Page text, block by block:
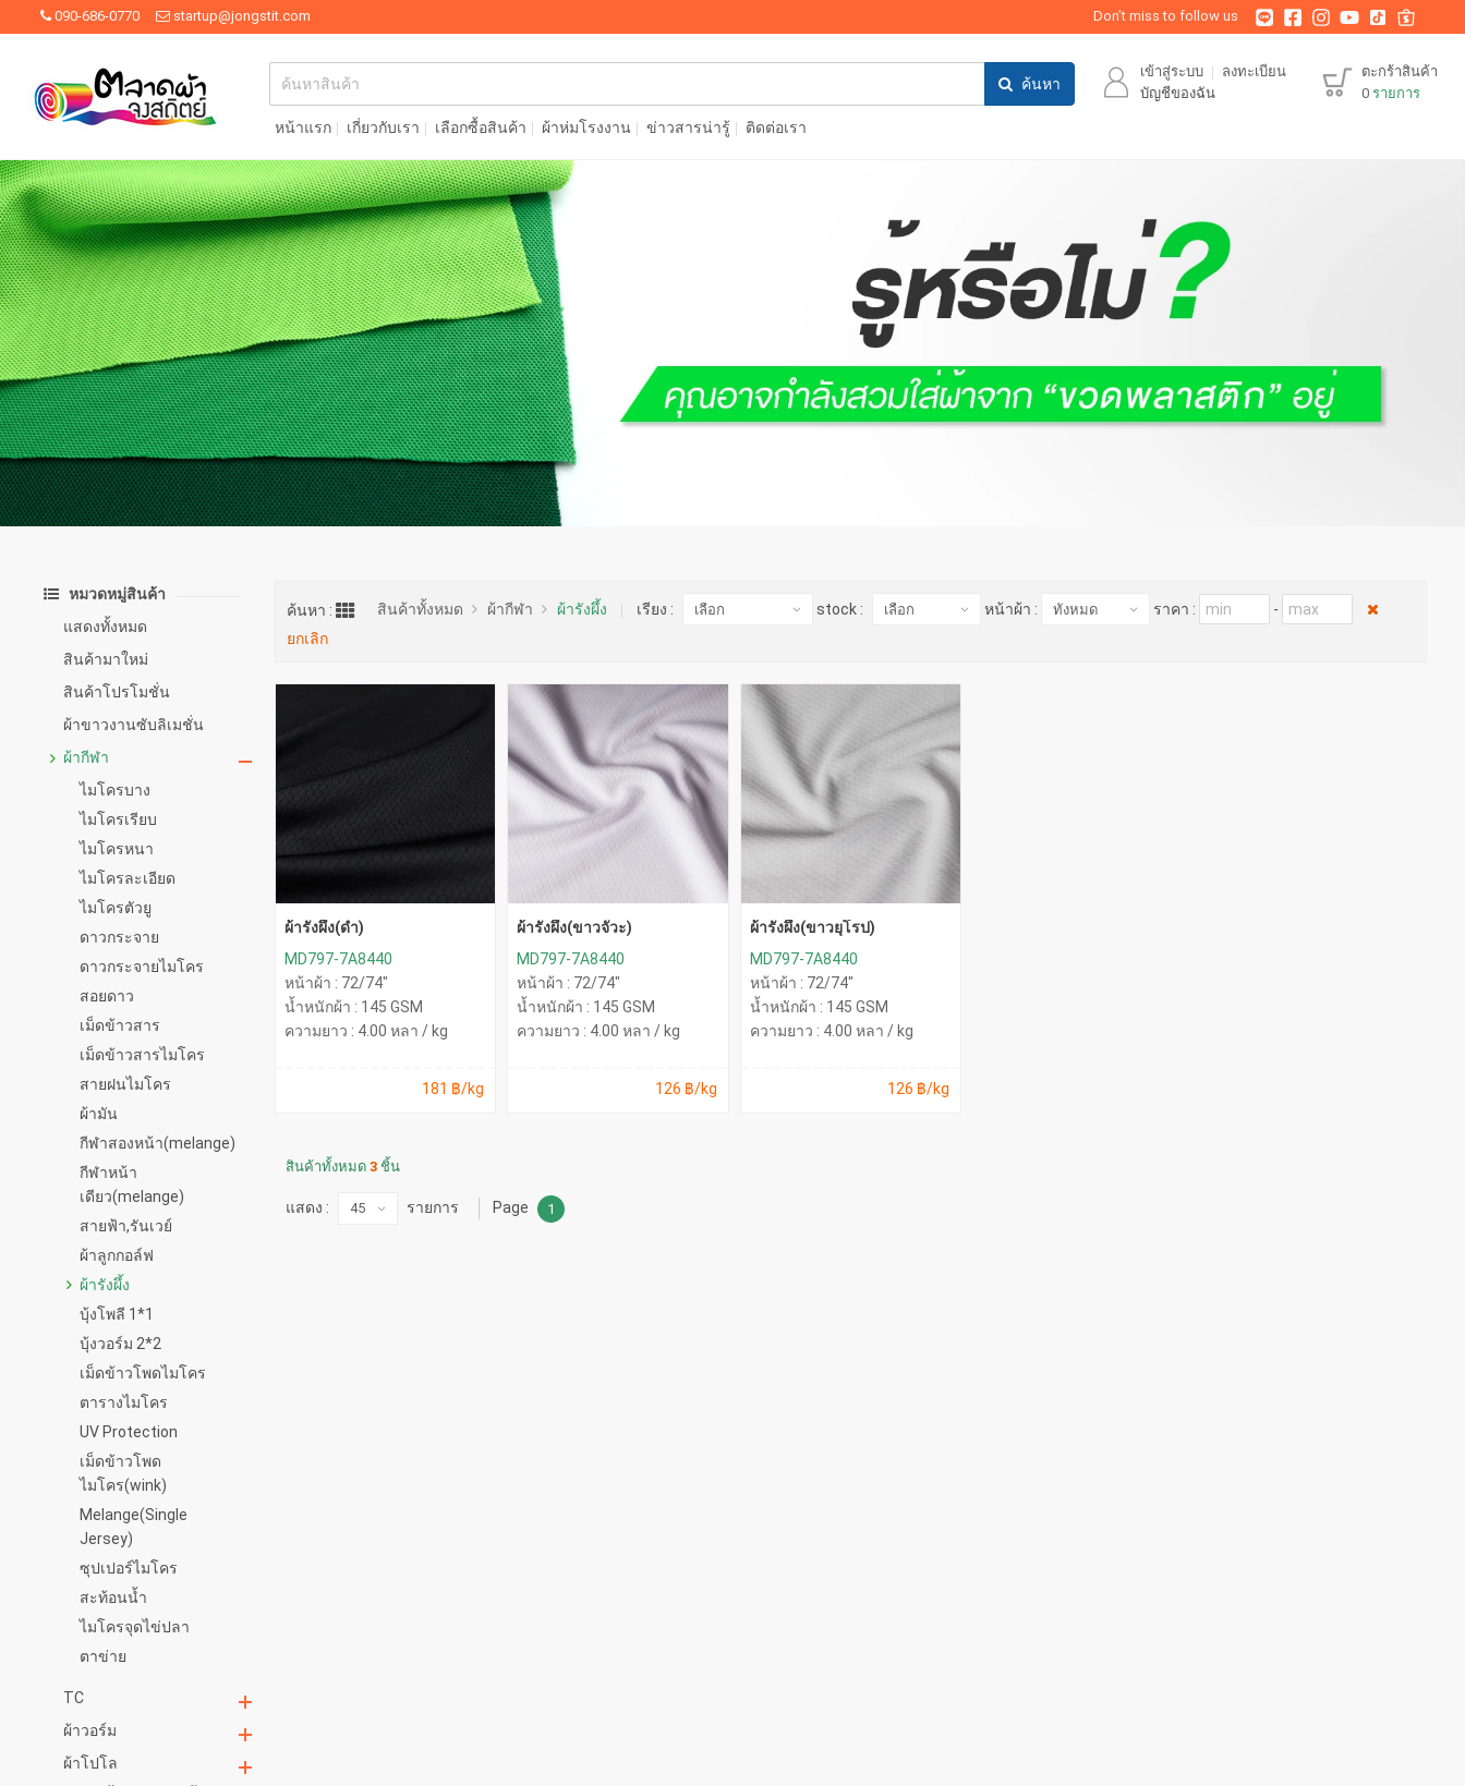
090-686-0770 startup@jongstit.com Don’t miss to follow us
ค้นหา
หน้าแรก เกี่ยวกับเรา เลือกซื้อสินค้า ผ้าห่มโรงงาน ข่าวสารน่ารู้ ติดต่อเรา
เข้าสู่ระบบ
ลงทะเบียน
บัญชีของฉัน
ตะกร้าสินค้า
0 รายการ
หมวดหมู่สินค้า
แสดงทั้งหมด
สินค้ามาใหม่
สินค้าโปรโมชั่น
ผ้าขาวงานซับลิเมชั่น
ผ้ากีฬา
ไมโครบาง
ไมโครเรียบ
ไมโครหนา
ไมโครละเอียด
ไมโครตัวยู
ดาวกระจาย
ดาวกระจายไมโคร
สอยดาว
เม็ดข้าวสาร
เม็ดข้าวสารไมโคร
สายฝนไมโคร
ผ้ามัน
กีฬาสองหน้า(melange)
กีฬาหน้า
เดียว(melange)
สายฟ้า,รันเวย์
ผ้าลูกกอล์ฟ
ผ้ารังผึ้ง
บุ้งโพลี 1*1
บุ้งวอร์ม 2*2
เม็ดข้าวโพดไมโคร
ตารางไมโคร
UV Protection
เม็ดข้าวโพด
ไมโคร(wink)
Melange(Single
Jersey)
ซุปเปอร์ไมโคร
สะท้อนน้ำ
ไมโครจุดไข่ปลา
ตาข่าย
TC
ผ้าวอร์ม
ผ้าโปโล
ค้นหา : สินค้าทั้งหมด ผ้ากีฬา ผ้ารังผึ้ง เรียง : stock : หน้าผ้า : ราคา :
-
ยกเลิก
ผ้ารังผึ้ง(ดำ)
MD797-7A8440
หน้าผ้า : 72/74"
น้ำหนักผ้า : 145 GSM
ความยาว : 4.00 หลา / kg
181 ฿/kg
ผ้ารังผึ้ง(ขาวจั๊วะ)
MD797-7A8440
หน้าผ้า : 72/74"
น้ำหนักผ้า : 145 GSM
ความยาว : 4.00 หลา / kg
126 ฿/kg
ผ้ารังผึ้ง(ขาวยุโรป)
MD797-7A8440
หน้าผ้า : 72/74"
น้ำหนักผ้า : 145 GSM
ความยาว : 4.00 หลา / kg
126 ฿/kg
สินค้าทั้งหมด 3ชิ้น
แสดง : รายการ Page 1